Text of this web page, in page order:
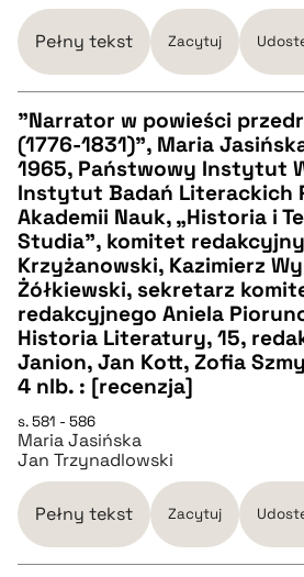
Pełny tekst Zacytuj
CZYSTY TEKST
pobierz cytat
BIBTEX
pobierz cytat
"Narrator w powieści
(1776-1831)", Maria
1965, Państwowy Instytut
Instytut Badań Literackich
Akademii Nauk, „Historia i
Studia”, komitet
Krzyżanowski, Kazimierz
Żółkiewski, sekretarz
redakcyjnego Aniela
Historia Literatury, 15,
Janion, Jan Kott, Zofia
4 nlb. : [recenzja]
s. 581 - 586
Maria Jasińska
Jan Trzynadlowski
Pełny tekst Zacytuj